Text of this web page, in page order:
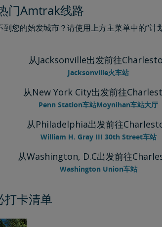
门Amtrak线路
的始发城市？请使用上方主菜单中的“计
从Jacksonville出发前往
Jacksonville火车站
从New York City出发前往
Penn Station车站Moynihan车站大厅
从Philadelphia出发前往
William H. Gray III 30th Street车站
从Washington, D.C出发前往
Washington Union车站
卡清单